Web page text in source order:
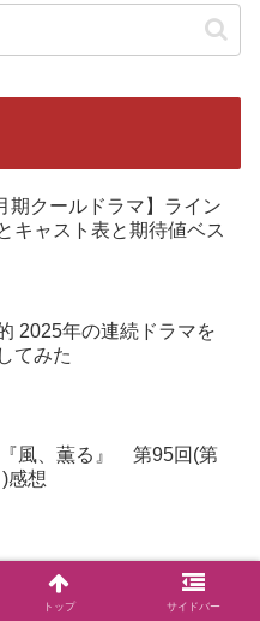
期クールドラマ】ライン
キャスト表と期待値ベス
2025年の連続ドラマを
てみた
風、薫る』 第95回(第
感想
『風、薫る』 第93・94回
木曜日)感想
トップ サイドバー